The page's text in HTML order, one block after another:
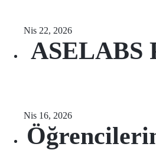
Nis 22, 2026
ASELABS
Nis 16, 2026